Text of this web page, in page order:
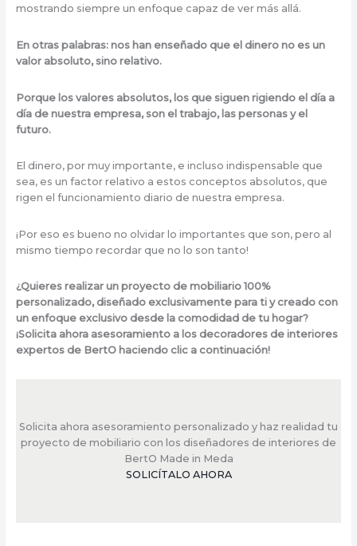
mostrando siempre un enfoque capaz de ver más allá.
En otras palabras: nos han enseñado que el dinero no es un
valor absoluto, sino relativo.
Porque los valores absolutos, los que siguen rigiendo el día a
día de nuestra empresa, son el trabajo, las personas y el
futuro.
El dinero, por muy importante, e incluso indispensable que
sea, es un factor relativo a estos conceptos absolutos, que
rigen el funcionamiento diario de nuestra empresa.
¡Por eso es bueno no olvidar lo importantes que son, pero al
mismo tiempo recordar que no lo son tanto!
¿Quieres realizar un proyecto de mobiliario 100%
personalizado, diseñado exclusivamente para ti y creado con
un enfoque exclusivo desde la comodidad de tu hogar?
¡Solicita ahora asesoramiento a los decoradores de interiores
expertos de BertO haciendo clic a continuación!
Solicita ahora asesoramiento personalizado y haz realidad tu
proyecto de mobiliario con los diseñadores de interiores de
BertO Made in Meda
SOLICÍTALO AHORA